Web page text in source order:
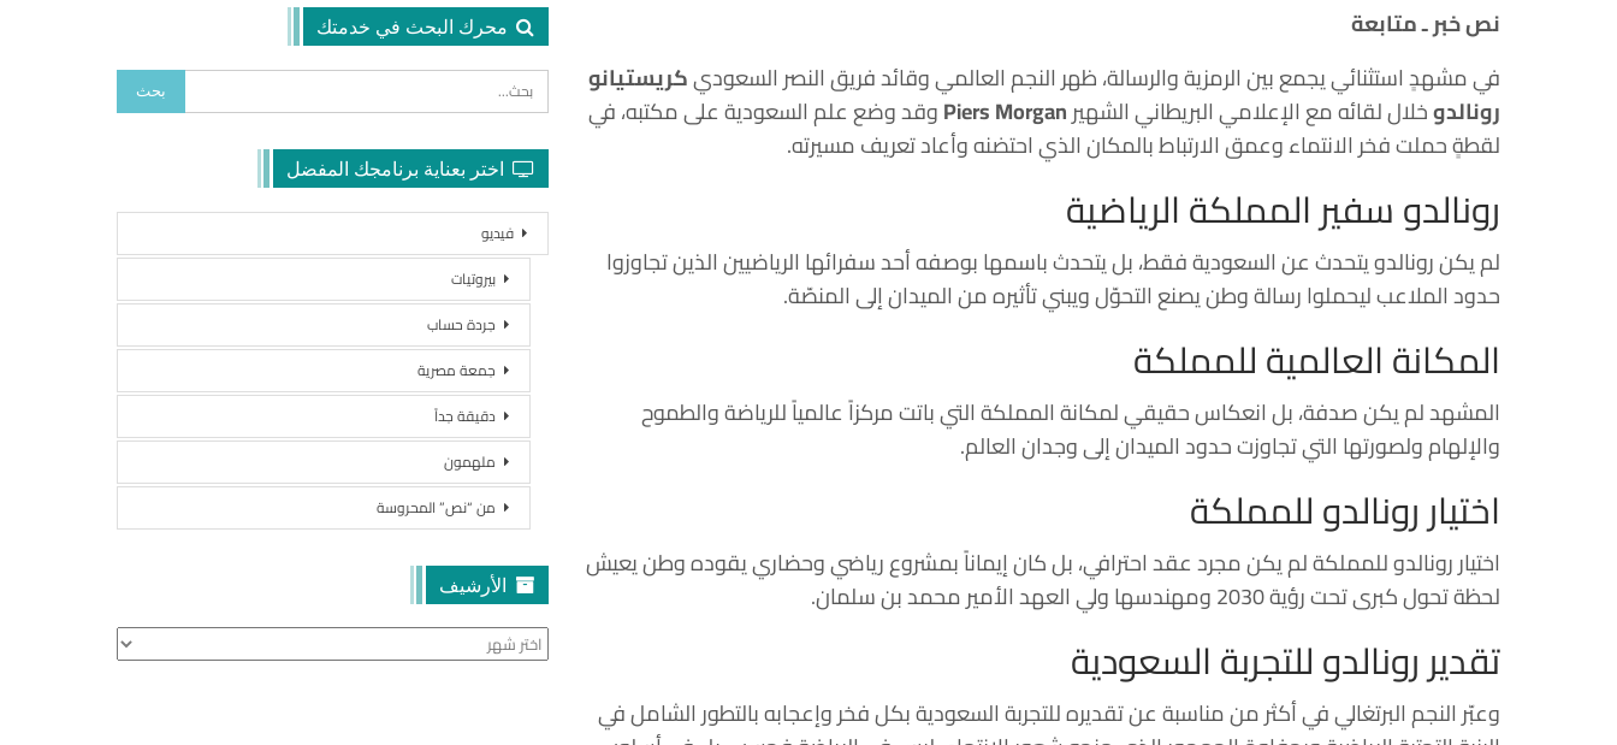
نص خبر ـ متابعة
في مشهدٍ استثنائي يجمع بين الرمزية والرسالة، ظهر النجم العالمي وقائد فريق النصر السعوديكريستيانو
رونالدوخلال لقائه مع الإعلامي البريطاني الشهيرPiers Morganوقد وضع علم السعودية على مكتبه، في
لقطةٍ حملت فخر الانتماء وعمق الارتباط بالمكان الذي احتضنه وأعاد تعريف مسيرته.
رونالدو سفير المملكة الرياضية
لم يكن رونالدو يتحدث عن السعودية فقط، بل يتحدث باسمها بوصفه أحد سفرائها الرياضيين الذين تجاوزوا
حدود الملاعب ليحملوا رسالة وطن يصنع التحوّل ويبني تأثيره من الميدان إلى المنصّة.
المكانة العالمية للمملكة
المشهد لم يكن صدفة، بل انعكاس حقيقي لمكانة المملكة التي باتت مركزاً عالمياً للرياضة والطموح
والإلهام ولصورتها التي تجاوزت حدود الميدان إلى وجدان العالم.
اختيار رونالدو للمملكة
اختيار رونالدو للمملكة لم يكن مجرد عقد احترافي، بل كان إيماناً بمشروع رياضي وحضاري يقوده وطن يعيش
لحظة تحول كبرى تحت رؤية 2030 ومهندسها ولي العهد الأمير محمد بن سلمان.
تقدير رونالدو للتجربة السعودية
وعبّر النجم البرتغالي في أكثر من مناسبة عن تقديره للتجربة السعودية بكل فخر وإعجابه بالتطور الشامل في
محرك البحث في خدمتك
اختر بعناية برنامجك المفضل
فيديو
بيروتيات
جردة حساب
جمعة مصرية
دقيقة جداً
ملهمون
من “نص” المحروسة
الأرشيف
الأرشيف